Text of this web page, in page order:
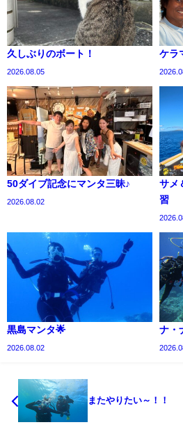
久しぶりのボート！
2026.08.05
ケラ
50ダイブ記念にマンタ三昧♪
2026.08.02
サメ
習
黒島マンタ🌟
2026.08.02
ナ・
またやりたい～！！